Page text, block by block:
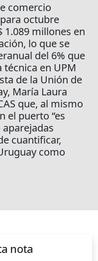
comercio
octubre
1.089 millones en
lo que se
del 6% que
técnica en UPM
de la Unión de
María Laura
que, al mismo
el puerto “es
cuantificar,
como
nota